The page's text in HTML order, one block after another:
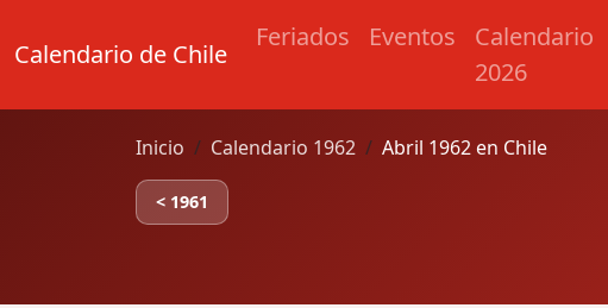
Calendario de Chile
Feriados Eventos
Calendario
2026
Inicio Calendario 1962 Abril 1962 en Chile
< 1961